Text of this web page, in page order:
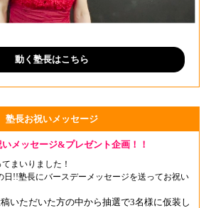
動く塾長はこちら
塾長お祝いメッセージ
メッセージ&プレゼント企画！！
まいりました！
日!!塾長にバースデーメッセージを送ってお祝い
いただいた方の中から抽選で3名様に仮装し